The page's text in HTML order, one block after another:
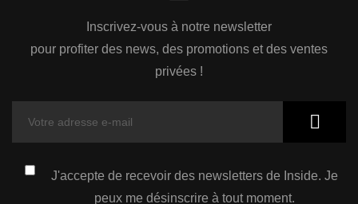
Inscrivez-vous à notre newsletter
pour profiter des news, des promotions et des ventes
privées !
J'accepte de recevoir des newsletters de Inside. Je
peux me désinscrire à tout moment.